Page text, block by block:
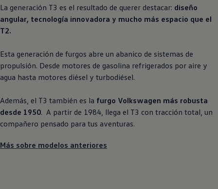
La generación T3 es el resultado de querer destacar: diseño
angular, tecnología innovadora y mucho más espacio que el
T2.
Esta generación de furgos abre un abanico de sistemas de
propulsión. Desde motores de gasolina refrigerados por aire y
agua hasta motores diésel y turbodiésel.
Además, el T3 también es la furgo Volkswagen más robusta
desde 1950. A partir de 1984, llega el T3 con tracción total, un
compañero pensado para tus aventuras.
Más sobre modelos anteriores